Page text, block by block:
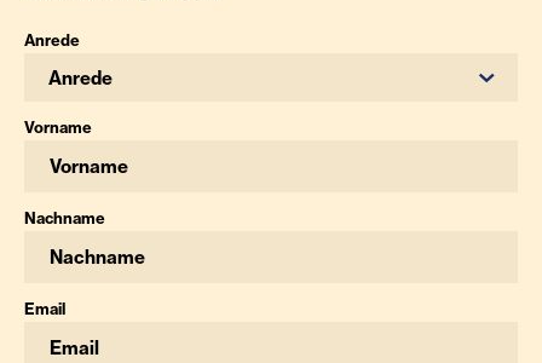
Anrede
Anrede
Vorname
Nachname
Email